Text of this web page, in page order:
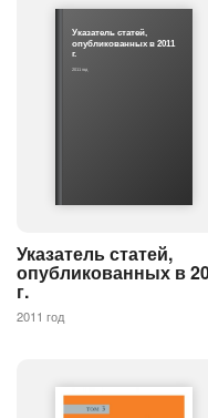
Указатель статей,
опубликованных в 2011
г.
2011 год
Указатель статей,
опубликованных в
г.
2011 год